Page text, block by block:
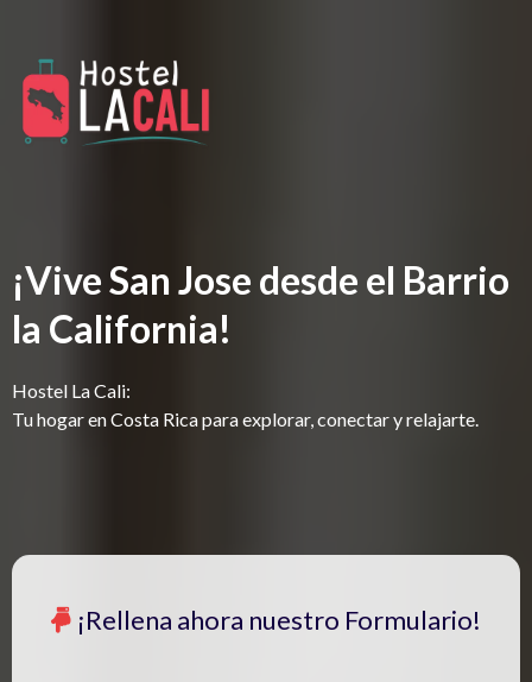
¡Vive San Jose desde el Barrio
la California!
Hostel La Cali:
Tu hogar en Costa Rica para explorar, conectar y relajarte.
¡Rellena ahora nuestro Formulario!